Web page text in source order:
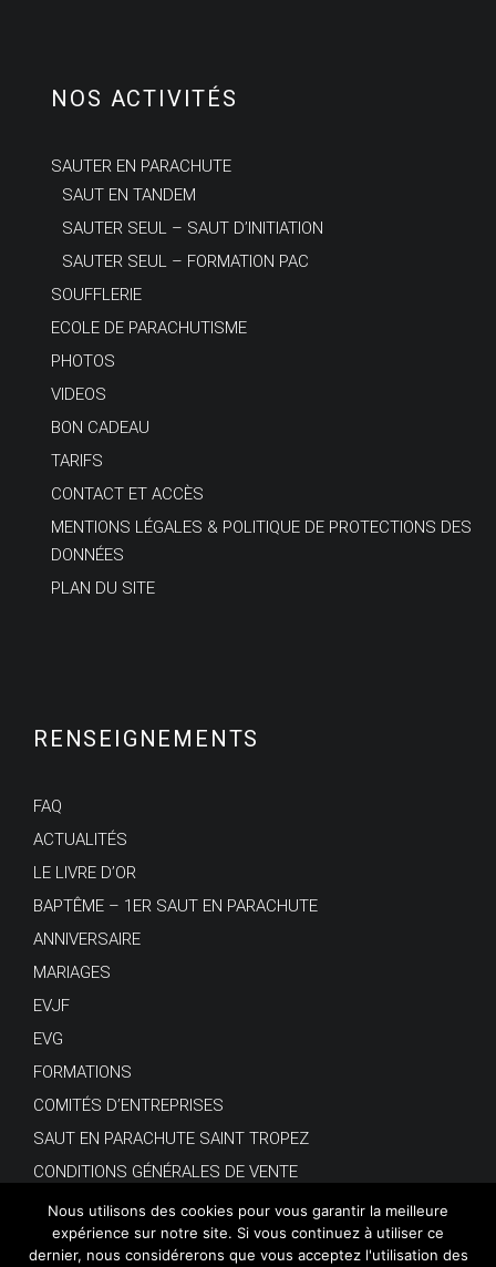
NOS ACTIVITÉS
SAUTER EN PARACHUTE
SAUT EN TANDEM
SAUTER SEUL – SAUT D’INITIATION
SAUTER SEUL – FORMATION PAC
SOUFFLERIE
ECOLE DE PARACHUTISME
PHOTOS
VIDEOS
BON CADEAU
TARIFS
CONTACT ET ACCÈS
MENTIONS LÉGALES & POLITIQUE DE PROTECTIONS DES
DONNÉES
PLAN DU SITE
RENSEIGNEMENTS
FAQ
ACTUALITÉS
LE LIVRE D’OR
BAPTÊME – 1ER SAUT EN PARACHUTE
ANNIVERSAIRE
MARIAGES
EVJF
EVG
FORMATIONS
COMITÉS D’ENTREPRISES
SAUT EN PARACHUTE SAINT TROPEZ
CONDITIONS GÉNÉRALES DE VENTE
Nous utilisons des cookies pour vous garantir la meilleure
expérience sur notre site. Si vous continuez à utiliser ce
dernier, nous considérerons que vous acceptez l'utilisation des